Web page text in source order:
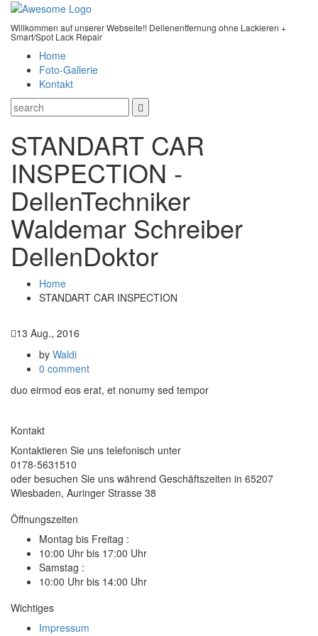
Willkommen auf unserer Webseite!! Dellenentfernung ohne Lackieren +
Smart/Spot Lack Repair
Home
Foto-Gallerie
Kontakt
STANDART CAR
INSPECTION -
DellenTechniker
Waldemar Schreiber
DellenDoktor
Home
STANDART CAR INSPECTION
13 Aug., 2016
by Waldi
0 comment
duo eirmod eos erat, et nonumy sed tempor
Kontakt
Kontaktieren Sie uns telefonisch unter
0178-5631510
oder besuchen Sie uns während Geschäftszeiten in 65207
Wiesbaden, Auringer Strasse 38
Öffnungszeiten
Montag bis Freitag :
10:00 Uhr bis 17:00 Uhr
Samstag :
10:00 Uhr bis 14:00 Uhr
Wichtiges
Impressum